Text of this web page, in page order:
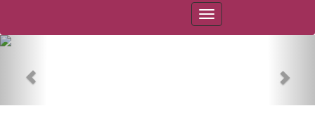
PAOT